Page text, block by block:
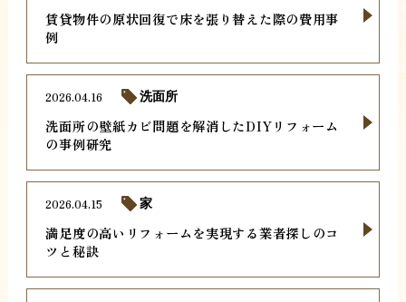
賃貸物件の原状回復で床を張り替えた際の費用事
例
洗面所の壁紙カビ問題を解消したDIYリフォーム
の事例研究
2026.04.16 洗面所
満足度の高いリフォームを実現する業者探しのコ
ツと秘訣
2026.04.15 家